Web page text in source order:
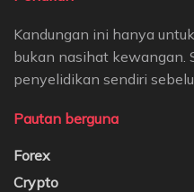
Kandungan ini hanya
bukan nasihat kewangan.
penyelidikan sendiri
Pautan berguna
Forex
Crypto